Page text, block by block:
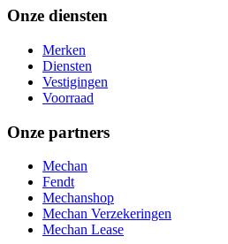
Onze diensten
Merken
Diensten
Vestigingen
Voorraad
Onze partners
Mechan
Fendt
Mechanshop
Mechan Verzekeringen
Mechan Lease